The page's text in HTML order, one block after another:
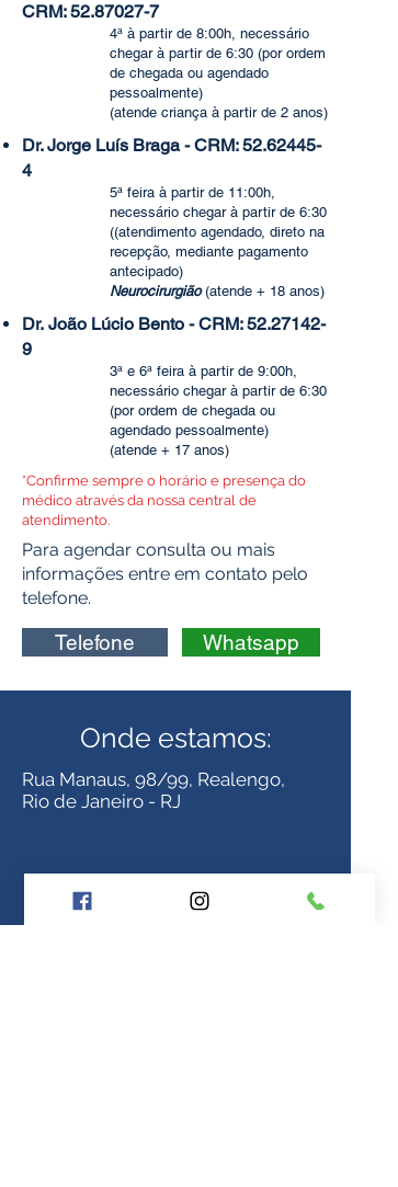
CRM:52.87027-7
4ª à partir de 8:00h, necessário
chegar à partir de 6:30 (por ordem
de chegada ou agendado
pessoalmente)
(atende criança à partir de 2 anos)
Dr. Jorge Luís Braga - CRM:52.62445-
4
5ª feira à partir de 11:00h,
necessário chegar à partir de 6:30
((atendimento agendado, direto na
recepção, mediante pagamento
antecipado)
Neurocirurgião (atende + 18 anos)
Dr. João Lúcio Bento - CRM:52.27142-
9
3ª e 6ª feira à partir de 9:00h,
necessário chegar à partir de 6:30
(por ordem de chegada ou
agendado pessoalmente)
(atende + 17 anos)
*Confirme sempre o horário e presença do
médico através da nossa central de
atendimento.
Para agendar consulta ou mais
informações entre em contato pelo
telefone.
Telefone Whatsapp
Onde estamos:
Rua Manaus, 98/99, Realengo,
Rio de Janeiro - RJ